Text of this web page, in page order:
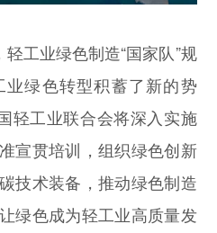
轻工业绿色制造“国家队”规
绿色转型积蓄了新的势
轻工业联合会将深入实施
宣贯培训，组织绿色创新
技术装备，推动绿色制造
绿色成为轻工业高质量发